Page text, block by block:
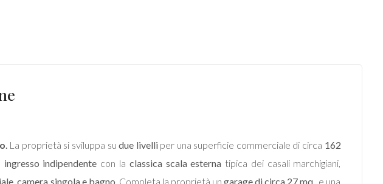
.La proprietà si sviluppa sudue livelliper una superficie commerciale di circa 162
ingresso indipendente con la classica scala esterna tipica dei casali marchigiani,
camera singola e bagno.Completa la proprietà un garage di circa 27 mq., e una